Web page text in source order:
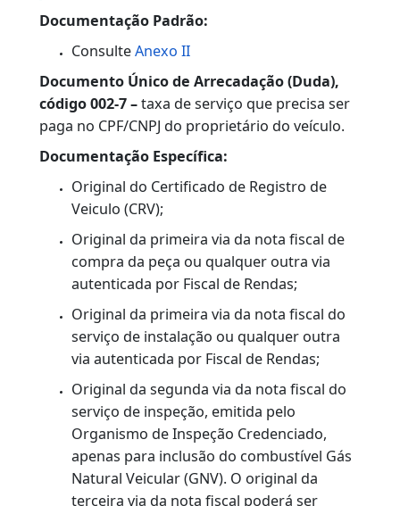
VOLTAR | AGENDAR O SERVIÇO
O QUE É?
É o processo de atualização da Base de Dados
do Detran-RJ com vistas à emissão de
Certificado de Registro de Veículo (CRV),
motivado pela alteração do combustível.
DOCUMENTAÇÃO
Documentação Padrão:
Consulte Anexo II
Documento Único de Arrecadação (Duda),
código 002-7 –taxa de serviço que precisa ser
paga no CPF/CNPJ do proprietário do veículo.
Documentação Específica:
Original do Certificado de Registro de
Veiculo (CRV);